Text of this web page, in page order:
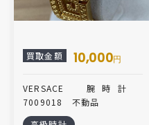
買取金額 10,000円
VERSACE 腕時計
7009018 不動品